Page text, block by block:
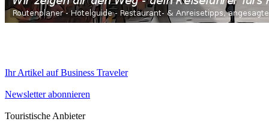
Ihr Artikel auf Business Traveler
Newsletter abonnieren
Touristische Anbieter